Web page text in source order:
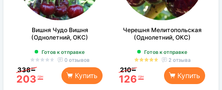
Вишня Чудо Вишня
(Однолетний, ОКС)
Готов к отправке
0 отзывов
338 грн
203 грн Купить
Черешня Мелитопольская
(Однолетний, ОКС)
Готов к отправке
2 отзыва
210 грн
126 грн Купить